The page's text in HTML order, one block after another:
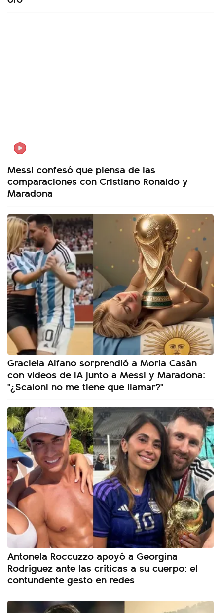
Messi confesó que piensa de las
comparaciones con Cristiano Ronaldo y
Maradona
Graciela Alfano sorprendió a Moria Casán
con videos de IA junto a Messi y Maradona:
"¿Scaloni no me tiene que llamar?"
Antonela Roccuzzo apoyó a Georgina
Rodríguez ante las críticas a su cuerpo: el
contundente gesto en redes